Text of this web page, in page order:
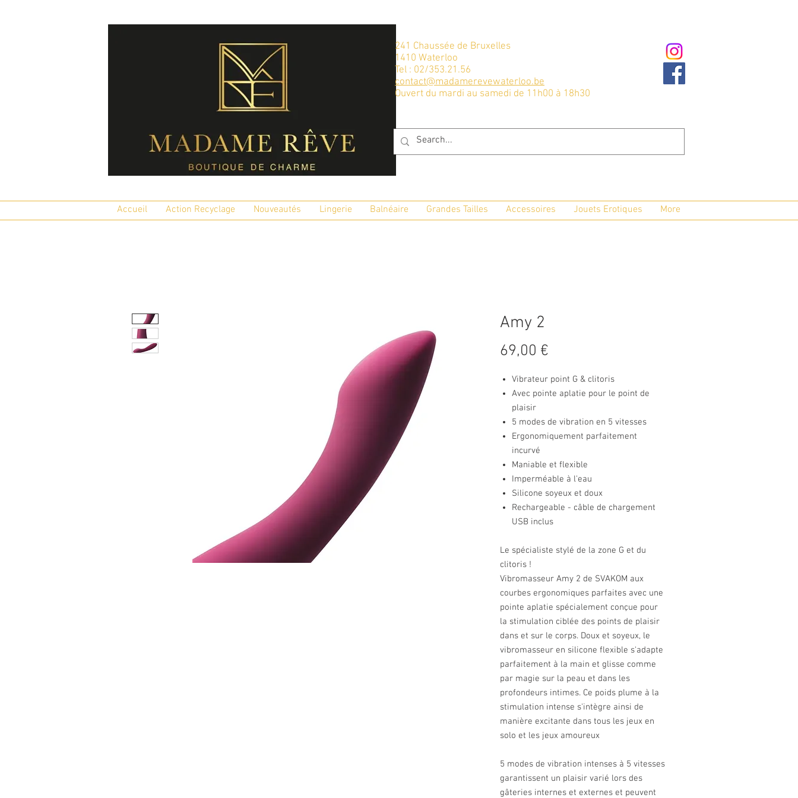
241 Chaussée de Bruxelles
1410 Waterloo
Tel : 02/353.21.56
contact@madamerevewaterloo.be
Ouvert du mardi au samedi de 11h00 à 18h30
Accueil Action Recyclage Nouveautés Lingerie Balnéaire Grandes Tailles Accessoires Jouets Erotiques More
Amy 2
69,00 €
Vibrateur point G & clitoris
Avec pointe aplatie pour le point de
plaisir
5 modes de vibration en 5 vitesses
Ergonomiquement parfaitement
incurvé
Maniable et flexible
Imperméable à l'eau
Silicone soyeux et doux
Rechargeable - câble de chargement
USB inclus
Le spécialiste stylé de la zone G et du
clitoris !
Vibromasseur Amy 2 de SVAKOM aux
courbes ergonomiques parfaites avec une
pointe aplatie spécialement conçue pour
la stimulation ciblée des points de plaisir
dans et sur le corps. Doux et soyeux, le
vibromasseur en silicone flexible s'adapte
parfaitement à la main et glisse comme
par magie sur la peau et dans les
profondeurs intimes. Ce poids plume à la
stimulation intense s'intègre ainsi de
manière excitante dans tous les jeux en
solo et les jeux amoureux
5 modes de vibration intenses à 5 vitesses
garantissent un plaisir varié lors des
gâteries internes et externes et peuvent